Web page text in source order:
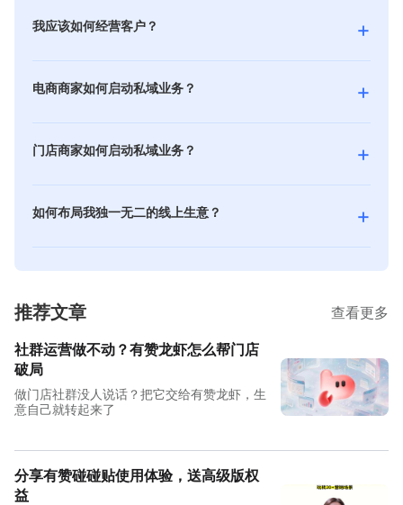
我应该如何经营客户？
的管理，把客户留下来，持续有效触达和推进重复购
意，甚至愿意推荐给身边的亲朋好友，为你带来新客
户。让你能从这些客户身上获得更多价值，建立可持续
的客户关系，并培养他们成为你的终身客户。
+
电商商家如何启动私域业务？
重要客户。尤其当下的电商环境，公域流量红利不再，
+
门店商家如何启动私域业务？
技术手段，对商品的生产、流通与销售过程进行升级改
+
如何布局我独一无二的线上生意？
低的成本更高的效率，满足商家个性化需求
+
推荐文章 查看更多
社群运营做不动？有赞龙虾怎么帮门店
破局
做门店社群没人说话？把它交给有赞龙虾，生
意自己就转起来了
分享有赞碰碰贴使用体验，送高级版权
益